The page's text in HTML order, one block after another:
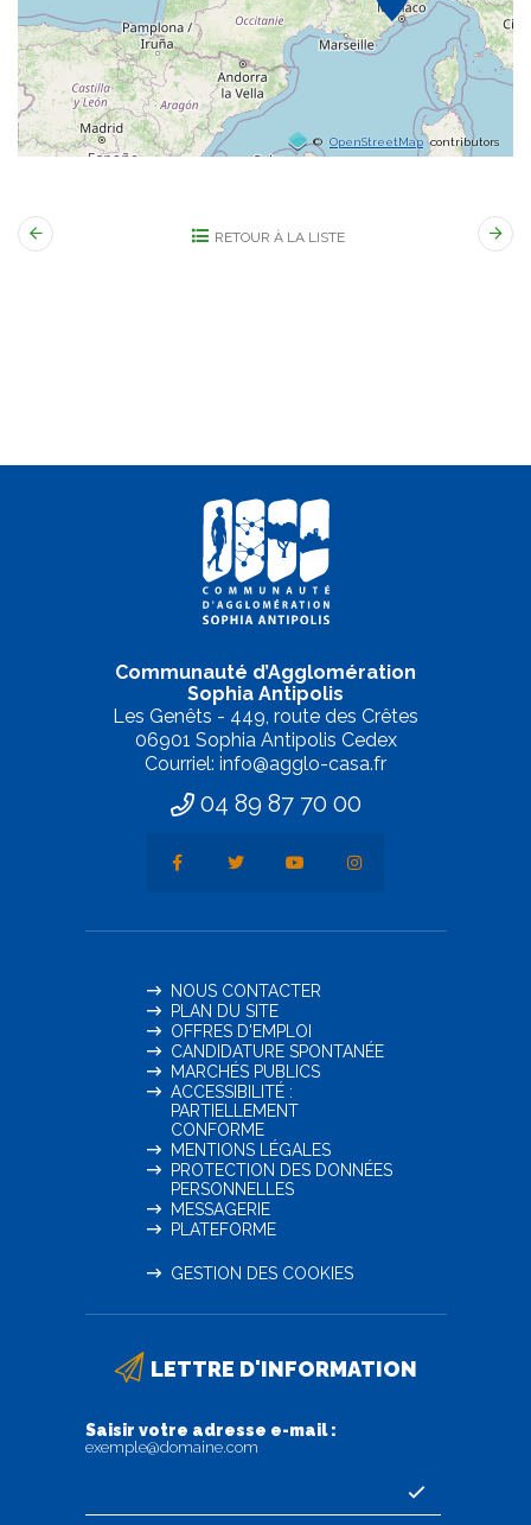
© OpenStreetMap contributors
RETOUR À LA LISTE
Communauté d’Agglomération
Sophia Antipolis
Les Genêts - 449, route des Crêtes
06901 Sophia Antipolis Cedex
Courriel: info@agglo-casa.fr
04 89 87 70 00
NOUS CONTACTER
PLAN DU SITE
OFFRES D'EMPLOI
CANDIDATURE SPONTANÉE
MARCHÉS PUBLICS
ACCESSIBILITÉ :
PARTIELLEMENT
CONFORME
MENTIONS LÉGALES
PROTECTION DES DONNÉES
PERSONNELLES
MESSAGERIE
PLATEFORME
GESTION DES COOKIES
LETTRE D'INFORMATION
Saisir votre adresse e-mail :
exemple@domaine.com